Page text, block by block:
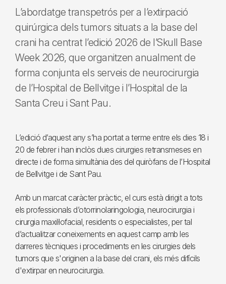
L’abordatge transpetrós per a l’extirpació
quirúrgica dels tumors situats a la base del
crani ha centrat l’edició 2026 de l’Skull Base
Week 2026, que organitzen anualment de
forma conjunta els serveis de neurocirurgia
de l’Hospital de Bellvitge i l’Hospital de la
Santa Creu i Sant Pau.
L’edició d’aquest any s’ha portat a terme entre els dies 18 i
20 de febrer i han inclòs dues cirurgies retransmeses en
directe i de forma simultània des del quiròfans de l’Hospital
de Bellvitge i de Sant Pau.
Amb un marcat caràcter pràctic, el curs està dirigit a tots
els professionals d’otorrinolaringologia, neurocirurgia i
cirurgia maxil·lofacial, residents o especialistes, per tal
d’actualitzar coneixements en aquest camp amb les
darreres tècniques i procediments en les cirurgies dels
tumors que s'originen a la base del crani, els més difícils
d'extirpar en neurocirurgia.